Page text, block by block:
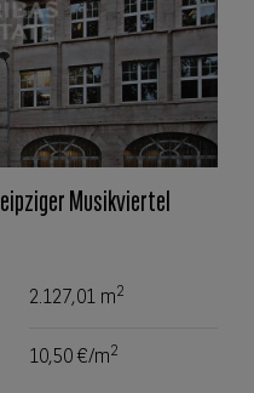
Musikviertel
2.127,01 m2
10,50 €/m2